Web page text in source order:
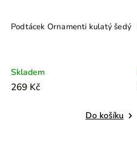
Podtácek Ornamenti kulatý šedý
Skladem
269 Kč
Do košíku